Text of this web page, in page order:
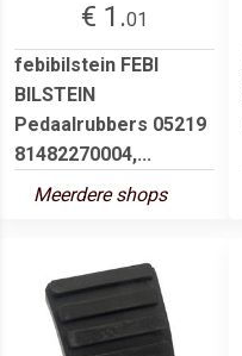
€ 1.01
febibilstein FEBI
BILSTEIN
Pedaalrubbers 05219
81482270004,...
Meerdere shops